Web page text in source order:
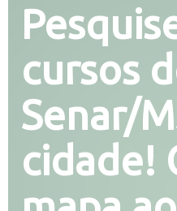
cursos
Senar/
cidade!